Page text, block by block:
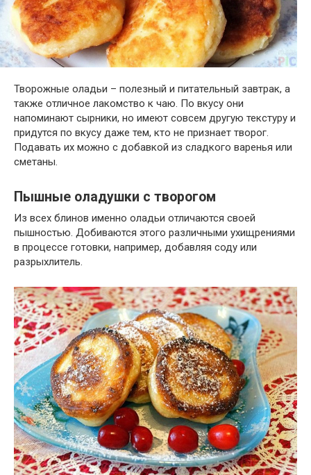
Творожные оладьи – полезный и питательный завтрак, а
также отличное лакомство к чаю. По вкусу они
напоминают сырники, но имеют совсем другую текстуру и
придутся по вкусу даже тем, кто не признает творог.
Подавать их можно с добавкой из сладкого варенья или
сметаны.
Пышные оладушки с творогом
Из всех блинов именно оладьи отличаются своей
пышностью. Добиваются этого различными ухищрениями
в процессе готовки, например, добавляя соду или
разрыхлитель.